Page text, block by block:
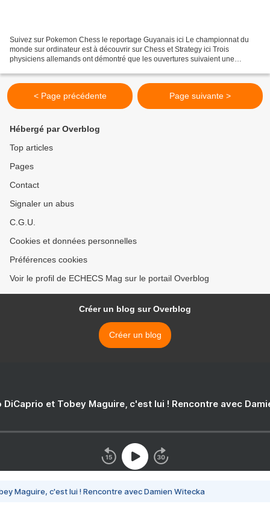
Suivez sur Pokemon Chess le reportage Guyanais ici Le championnat du
monde sur ordinateur est à découvrir sur Chess et Strategy ici Trois
physiciens allemands ont démontré que les ouvertures suivaient une
< Page précédente Page suivante >
Hébergé par Overblog
Top articles
Pages
Contact
Signaler un abus
C.G.U.
Cookies et données personnelles
Préférences cookies
Voir le profil de ECHECS Mag sur le portail Overblog
Créer un blog sur Overblog
Créer un blog
DiCaprio et Tobey Maguire, c'est lui ! Rencontre avec
Maguire, c'est lui ! Rencontre avec Damien Witecka